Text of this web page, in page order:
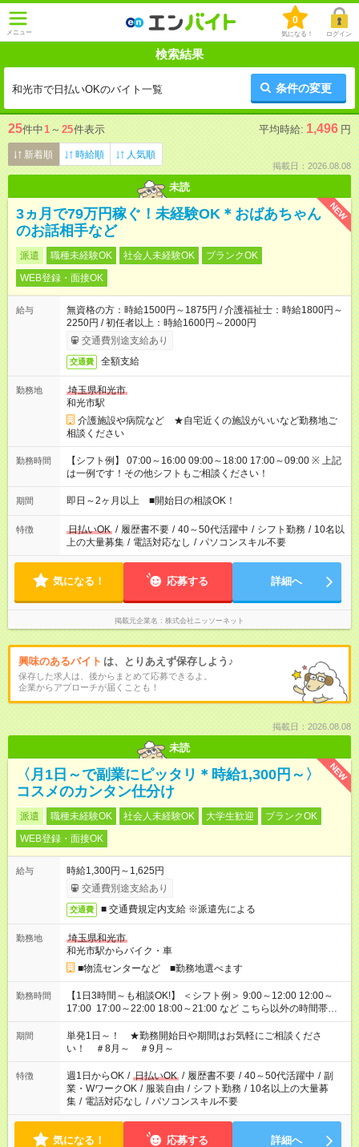
メニュー
0
気になる！ ログイン
検索結果
和光市で日払いOKのバイト一覧 条件の変更
25件中1 ～ 25件表示 平均時給: 1,496 円
新着順 時給順 人気順
掲載日：2026.08.08
未読
NEW
3ヵ月で79万円稼ぐ！未経験OK＊おばあちゃん
のお話相手など
派遣 職種未経験OK 社会人未経験OK
ブランクOK
WEB登録・面接OK
給与
無資格の方：時給1500円～1875円 / 介護福祉士：時給1800円～
2250円 / 初任者以上：時給1600円～2000円
交通費別途支給あり
交通費 全額支給
勤務地
埼玉県和光市
和光市駅
介護施設や病院など ★自宅近くの施設がいいなど勤務地ご
相談ください
勤務時間
【シフト例】 07:00～16:00 09:00～18:00 17:00～09:00 ※ 上記
は一例です！その他シフトもご相談ください！
期間 即日～2ヶ月以上 ■開始日の相談OK！
特徴 日払いOK / 履歴書不要 / 40～50代活躍中 / シフト勤務 / 10名以
上の大量募集 / 電話対応なし / パソコンスキル不要
気になる！ 応募する 詳細へ
掲載元企業名 株式会社ニッソーネット
興味のあるバイト は、とりあえず保存しよう♪
保存した求人は、後からまとめて応募できるよ。
企業からアプローチが届くことも！
掲載日：2026.08.08
未読
NEW
〈月1日～で副業にピッタリ＊時給1,300円～〉
コスメのカンタン仕分け
派遣 職種未経験OK 社会人未経験OK 大学生歓迎
ブランクOK
WEB登録・面接OK
給与
時給1,300円～1,625円
交通費別途支給あり
交通費 ■ 交通費規定内支給 ※派遣先による
勤務地
埼玉県和光市
和光市駅からバイク・車
■物流センターなど ■勤務地選べます
勤務時間
【1日3時間～も相談OK!】 ＜シフト例＞ 9:00～12:00 12:00～
17:00 17:00～22:00 18:00～21:00 など こちら以外の時間帯も
お気軽にご相談ください！
期間
単発1日～！ ★勤務開始日や期間はお気軽にご相談くださ
い！ ＃8月～ ＃9月～
特徴 週1日からOK / 日払いOK / 履歴書不要 / 40～50代活躍中 / 副
業・WワークOK / 服装自由 / シフト勤務 / 10名以上の大量募
集 / 電話対応なし / パソコンスキル不要
気になる！ 応募する 詳細へ